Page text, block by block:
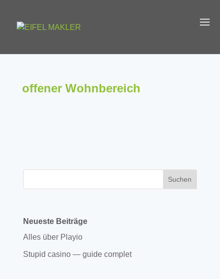
offener Wohnbereich
Neueste Beiträge
Alles über Playio
Stupid casino — guide complet